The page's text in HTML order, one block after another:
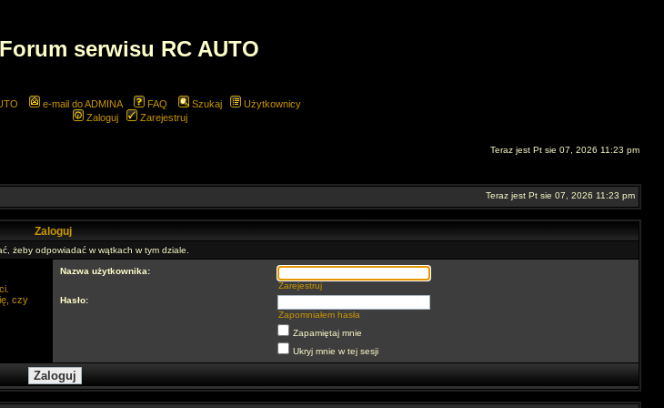
Forum serwisu RC AUTO
e-mail do ADMINA FAQ Szukaj
Użytkownicy
Zaloguj
Zarejestruj
Teraz jest Pt sie 07, 2026 11:23 pm
Teraz jest Pt sie 07, 2026 11:23 pm
Zaloguj
żeby odpowiadać w wątkach w tym dziale.
czy
Nazwa użytkownika:
Zarejestruj
Hasło:
Zapomniałem hasła
Zapamiętaj mnie
Ukryj mnie w tej sesji